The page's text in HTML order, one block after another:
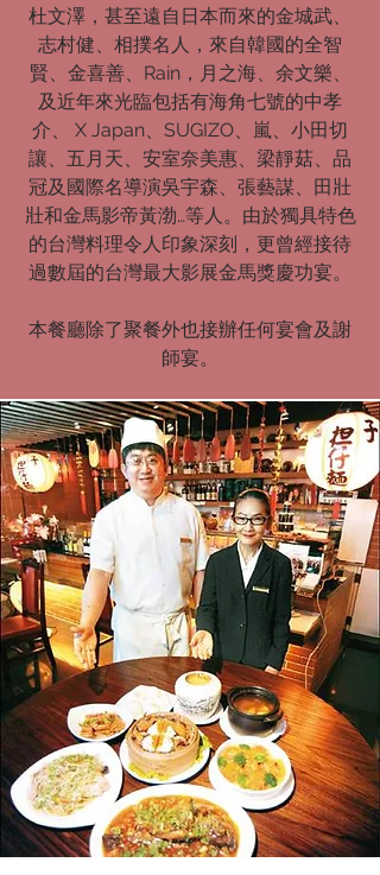
杜文澤，甚至遠自日本而來的金城武、
志村健、相撲名人，來自韓國的全智
賢、金喜善、Rain，月之海、余文樂、
及近年來光臨包括有海角七號的中孝
介、 X Japan、SUGIZO、嵐、小田切
讓、五月天、安室奈美惠、梁靜菇、品
冠及國際名導演吳宇森、張藝謀、田壯
壯和金馬影帝黃渤…等人。由於獨具特色
的台灣料理令人印象深刻，更曾經接待
過數屆的台灣最大影展金馬獎慶功宴。
本餐廳除了聚餐外也接辦任何宴會及謝
師宴。